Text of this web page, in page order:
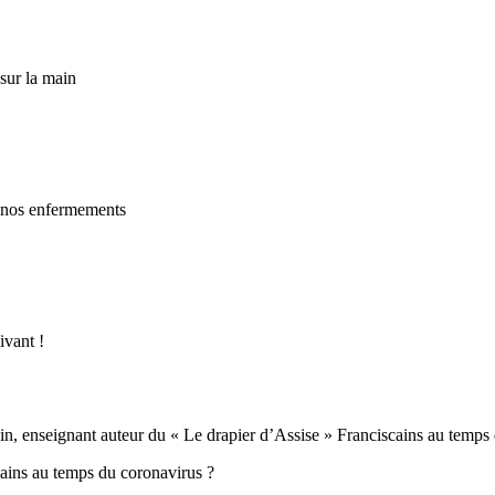
la main
enfermements
!
enseignant auteur du « Le drapier d’Assise » Franciscains au
au temps du coronavirus ?